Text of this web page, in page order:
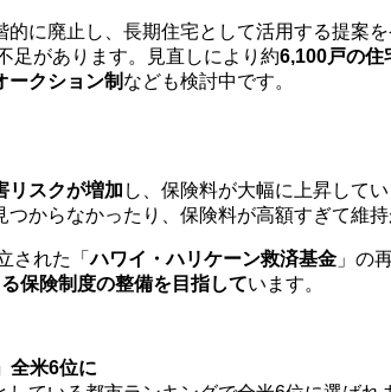
に廃止し、長期住宅として活用する提案を
足があります。見直しにより約6,100戸の住
ークション制 なども検討中です。
リスクが増加 し、保険料が大幅に上昇して
つからなかったり、保険料が高額すぎて維
された「ハワイ・ハリケーン救済基金 」の
保険制度の整備を目指しています。
全米6位に